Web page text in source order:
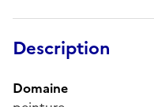
Description
Domaine